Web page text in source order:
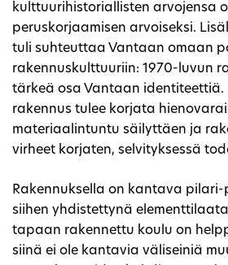
kulttuurihistoriallisten arvojensa
peruskorjaamisen arvoiseksi.
tuli suhteuttaa Vantaan omaan
rakennuskulttuuriin: 1970-luvun
tärkeä osa Vantaan identiteettiä.
rakennus tulee korjata
materiaalintuntu säilyttäen ja
virheet korjaten, selvityksessä
Rakennuksella on kantava
siihen yhdistettynä
tapaan rakennettu koulu on
siinä ei ole kantavia väliseiniä